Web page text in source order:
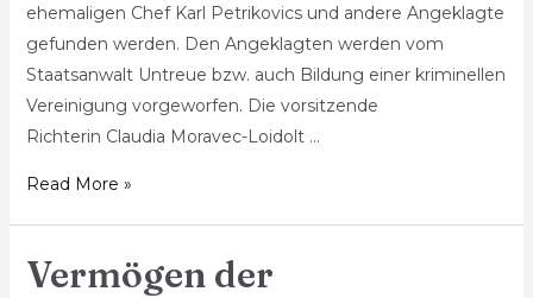
ehemaligen Chef Karl Petrikovics und andere Angeklagte
gefunden werden. Den Angeklagten werden vom
Staatsanwalt Untreue bzw. auch Bildung einer kriminellen
Vereinigung vorgeworfen. Die vorsitzende
Richterin Claudia Moravec-Loidolt …
Read More »
Vermögen der